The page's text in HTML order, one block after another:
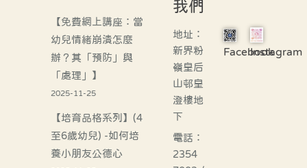
【免費網上講座：當
幼兒情緒崩潰怎麼
辦？其「預防」與
「處理」】
2025-11-25
【培育品格系列】(4
至6歲幼兒) -如何培
養小朋友公德心
我們
地址：
新界粉
嶺皇后
山邨皇
澄樓地
下
電話：
2354
FacebookInstagram